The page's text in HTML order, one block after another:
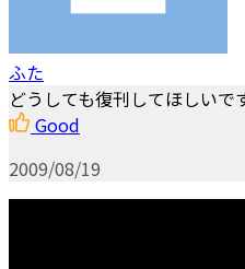
ふた
どうしても復刊してほしいで
Good
2009/08/19